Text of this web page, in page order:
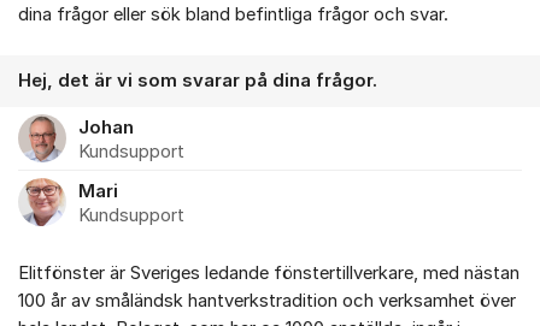
dina frågor eller sök bland befintliga frågor och svar.
Hej, det är vi som svarar på dina frågor.
Johan
Kundsupport
Mari
Kundsupport
Elitfönster är Sveriges ledande fönstertillverkare, med nästan
100 år av småländsk hantverkstradition och verksamhet över